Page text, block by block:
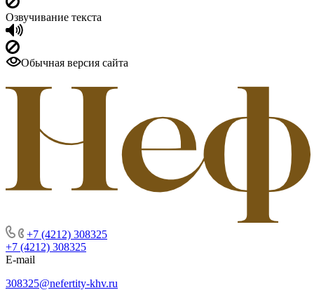
Озвучивание текста
Обычная версия сайта
+7 (4212) 308325
+7 (4212) 308325
E-mail
308325@nefertity-khv.ru